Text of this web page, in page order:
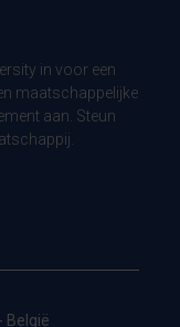
in voor een
maatschappelijke
aan. Steun
België